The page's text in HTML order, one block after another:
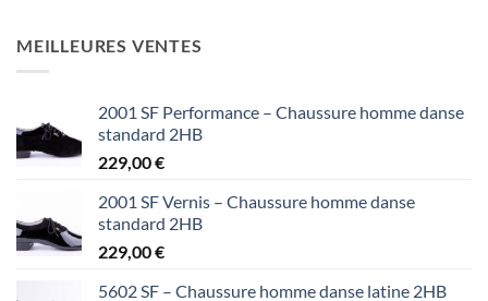
MEILLEURES VENTES
2001 SF Performance – Chaussure homme danse
standard 2HB
229,00€
2001 SF Vernis – Chaussure homme danse
standard 2HB
229,00€
5602 SF – Chaussure homme danse latine 2HB